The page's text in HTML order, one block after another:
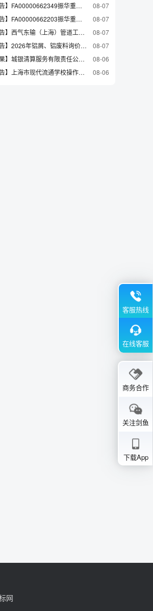
【招标公告】FA00000662349振华重工总部采购中心/各单位耐火电缆一批(1002001716，1689，1693项目)小南通,总司,长兴谈判采购公告
08-07
【招标公告】FA00000662203振华重工总司1000059483电源
08-07
【招标公告】西气东输（上海）管道工程技术有限责任公司社会食堂餐饮服务采购项目-非招标公告
08-07
【招标公告】2026年铝屑、铝废料询价通知
08-07
【招标结果】城银清算服务有限责任公司2026年应用系统信创改造硬件负载均衡项目的中标候选人公示
08-06
【招标公告】上海市现代流通学校操作实践载体建设服务项目招标公告
08-06
客服热线
在线客服
商务合作
关注剑鱼
下载App
网